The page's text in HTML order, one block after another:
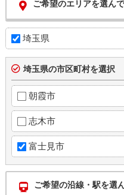
ご希望のエリアを選ん
埼玉県
埼玉県の市区町村を選択
朝霞市
志木市
富士見市
ご希望の沿線・駅を選